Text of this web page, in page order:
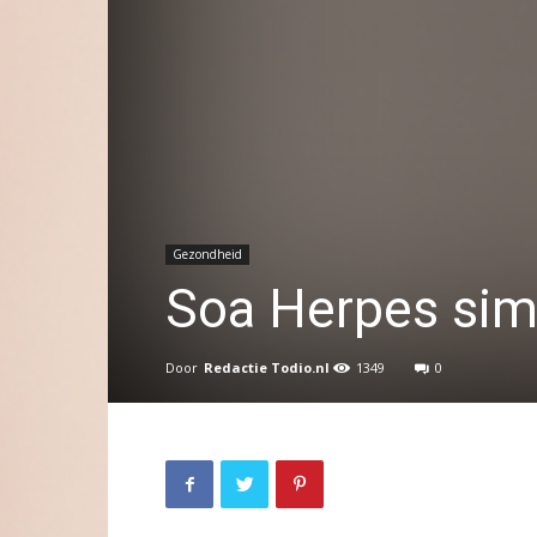
Gezondheid
Soa Herpes
Door Redactie Todio.nl 1349 0